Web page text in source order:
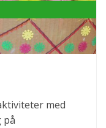
med
på